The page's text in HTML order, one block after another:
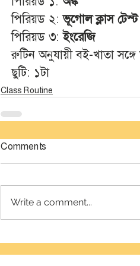
পিরিয়ড ২: ভূগোল ক্লাস টেস্ট
পিরিয়ড ৩: ইংরেজি
রুটিন অনুযায়ী বই-খাতা
ছুটি: ১টা
Class Routine
Comments
Write a comment...